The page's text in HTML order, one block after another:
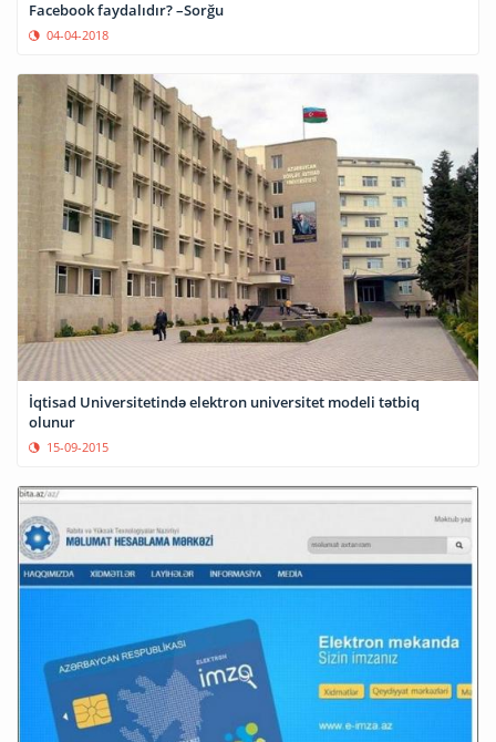
Facebook faydalıdır? –Sorğu
04-04-2018
İqtisad Universitetində elektron universitet modeli tətbiq
olunur
15-09-2015